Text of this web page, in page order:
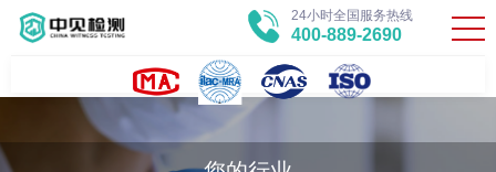
24小时全国服务热线
400-889-2690